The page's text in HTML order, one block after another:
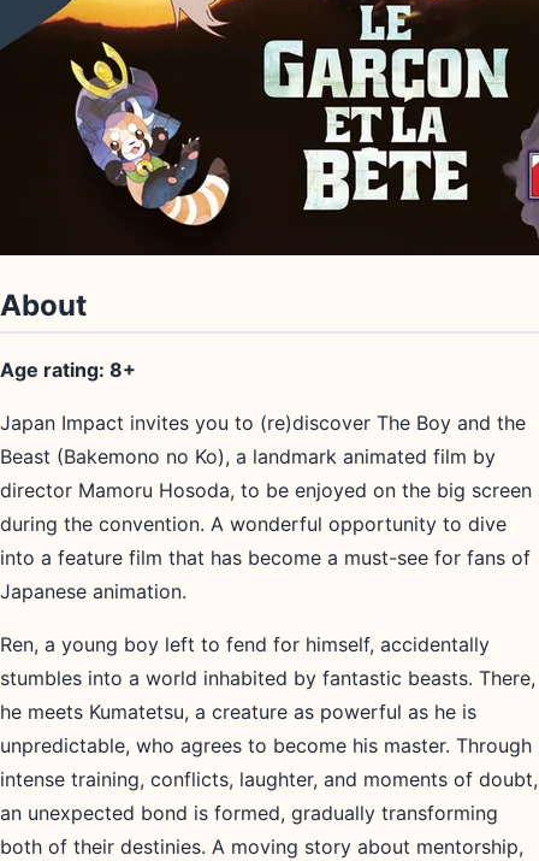
About
Age rating: 8+
Japan Impact invites you to (re)discover The Boy and the
Beast (Bakemono no Ko), a landmark animated film by
director Mamoru Hosoda, to be enjoyed on the big screen
during the convention. A wonderful opportunity to dive
into a feature film that has become a must-see for fans of
Japanese animation.
Ren, a young boy left to fend for himself, accidentally
stumbles into a world inhabited by fantastic beasts. There,
he meets Kumatetsu, a creature as powerful as he is
unpredictable, who agrees to become his master. Through
intense training, conflicts, laughter, and moments of doubt,
an unexpected bond is formed, gradually transforming
both of their destinies. A moving story about mentorship,